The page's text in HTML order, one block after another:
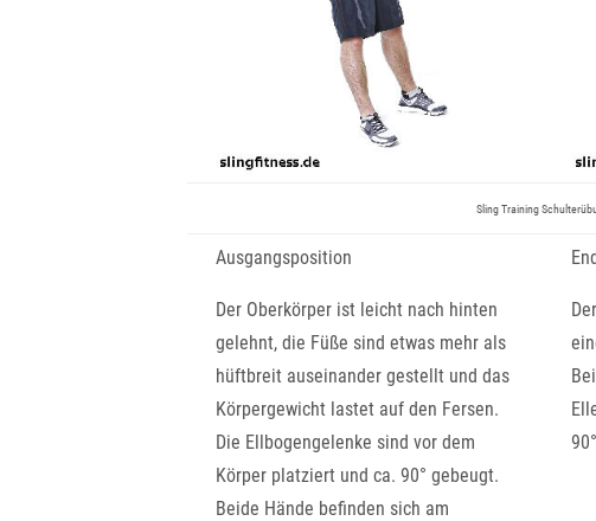
Sling Training
Ausgangsposition
Der Oberkörper ist leicht nach hinten
gelehnt, die Füße sind etwas mehr als
hüftbreit auseinander gestellt und das
Körpergewicht lastet auf den Fersen.
Die Ellbogengelenke sind vor dem
Körper platziert und ca. 90° gebeugt.
Beide Hände befinden sich am